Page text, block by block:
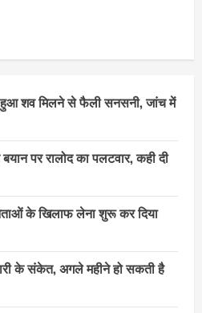
हुआ शव मिलने से फैली सनसनी, जांच में
पर रालोद का पलटवार, कही दी
के खिलाफ लेना शुरू कर दिया
के संकेत, अगले महीने हो सकती है